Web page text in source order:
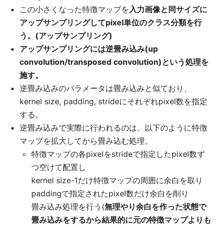
この小さくなった特徴マップを入力画像と同サイズに
アップサンプリングしてpixel単位のクラス分類を行
う。(アップサンプリング)
アップサンプリングには逆畳み込み(up
convolution/transposed convolution)という処理を
施す。
逆畳み込みのパラメータは畳み込みと似ており、
kernel size, padding, strideにそれぞれpixel数を指定
する。
逆畳み込みで実際に行われるのは、以下のように特徴
マップを拡大してから畳み込む処理。
特徴マップの各pixelをstrideで指定したpixel数ず
つ空けて配置し
kernel size-1だけ特徴マップの周囲に余白を取り
paddingで指定されたpixel数だけ余白を削り
畳み込み処理を行う(無理やり余白を作った状態で
畳み込みをするから結果的に元の特徴マップよりも